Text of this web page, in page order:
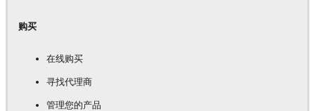
购买
在线购买
寻找代理商
管理您的产品